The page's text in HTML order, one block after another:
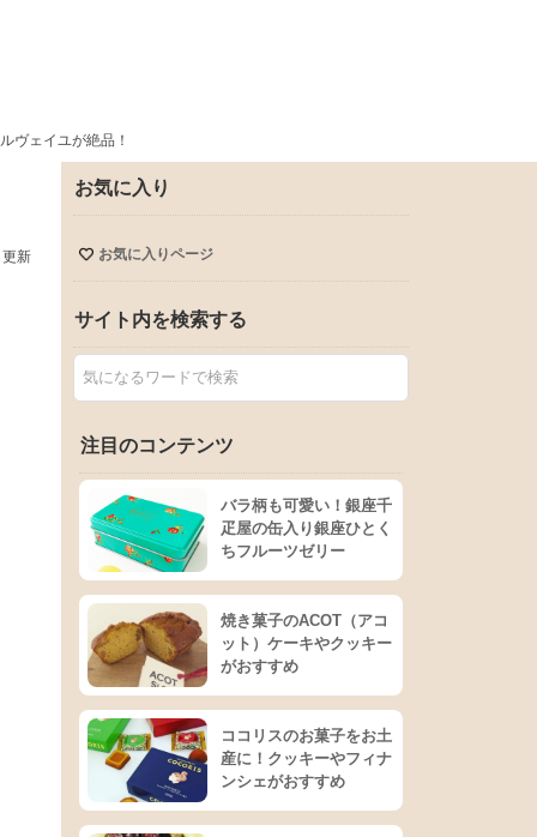
ヴェイユが絶品！
新
お気に入り
お気に入りページ
サイト内を検索する
注目のコンテンツ
バラ柄も可愛い！銀座千
疋屋の缶入り銀座ひとく
ちフルーツゼリー
焼き菓子のACOT（アコ
ット）ケーキやクッキー
がおすすめ
ココリスのお菓子をお土
産に！クッキーやフィナ
ンシェがおすすめ